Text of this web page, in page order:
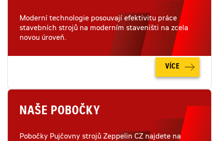
Moderní technologie posouvají efektivitu práce
stavebních strojů na moderním staveništi na zcela
novou úroveň.
VÍCE
NAŠE POBOČKY
Pobočky Pujčovny strojů Zeppelin CZ najdete na